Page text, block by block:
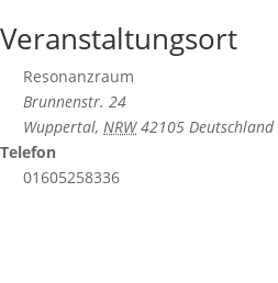
Veranstaltungsort
Resonanzraum
Brunnenstr. 24
Wuppertal, NRW 42105 Deutschland
Telefon
01605258336